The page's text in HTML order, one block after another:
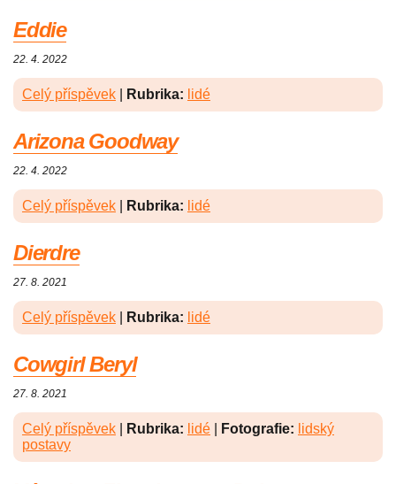
Eddie
22. 4. 2022
Celý příspěvek Rubrika: lidé
Arizona Goodway
22. 4. 2022
Celý příspěvek Rubrika: lidé
Dierdre
27. 8. 2021
Celý příspěvek Rubrika: lidé
Cowgirl Beryl
27. 8. 2021
Celý příspěvek Rubrika: lidé Fotografie: lidský
postavy